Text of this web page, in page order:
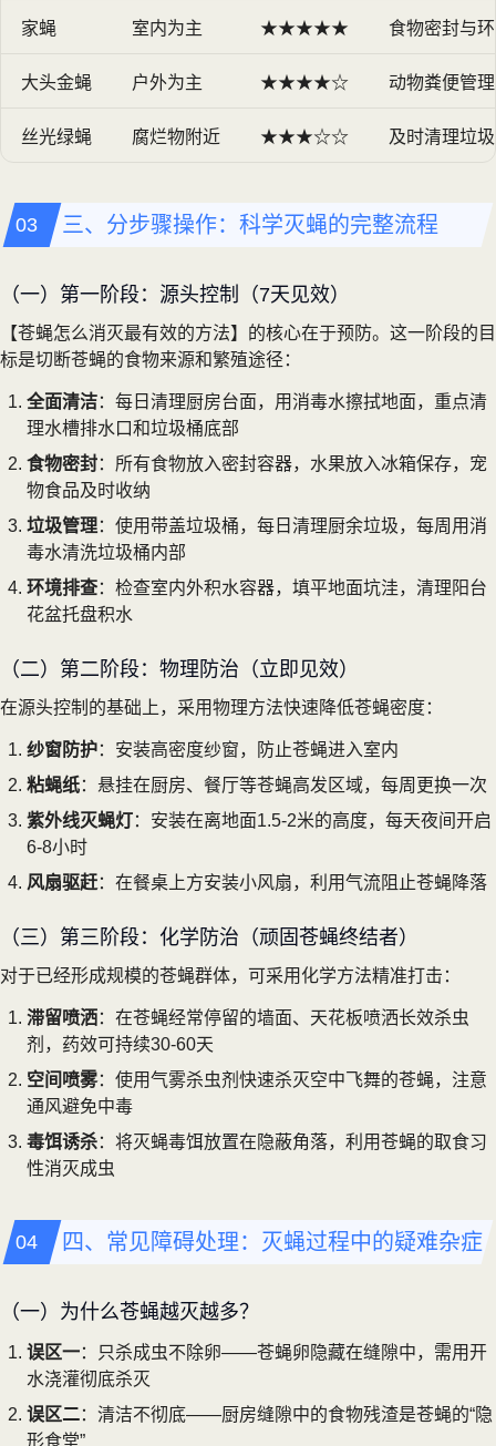
家蝇 室内为主 ★★★★★ 食物密封与
大头金蝇 户外为主 ★★★★☆ 动物粪便管理
丝光绿蝇 腐烂物附近 ★★★☆☆ 及时清理垃圾
三、分步骤操作：科学灭蝇的完整流程
（一）第一阶段：源头控制（7天见效）
【苍蝇怎么消灭最有效的方法】的核心在于预防。这一阶段的目
标是切断苍蝇的食物来源和繁殖途径：
全面清洁：每日清理厨房台面，用消毒水擦拭地面，重点清
理水槽排水口和垃圾桶底部
食物密封：所有食物放入密封容器，水果放入冰箱保存，宠
物食品及时收纳
垃圾管理：使用带盖垃圾桶，每日清理厨余垃圾，每周用消
毒水清洗垃圾桶内部
环境排查：检查室内外积水容器，填平地面坑洼，清理阳台
花盆托盘积水
（二）第二阶段：物理防治（立即见效）
在源头控制的基础上，采用物理方法快速降低苍蝇密度：
纱窗防护：安装高密度纱窗，防止苍蝇进入室内
粘蝇纸：悬挂在厨房、餐厅等苍蝇高发区域，每周更换一次
紫外线灭蝇灯：安装在离地面1.5-2米的高度，每天夜间开启
6-8小时
风扇驱赶：在餐桌上方安装小风扇，利用气流阻止苍蝇降落
（三）第三阶段：化学防治（顽固苍蝇终结者）
对于已经形成规模的苍蝇群体，可采用化学方法精准打击：
滞留喷洒：在苍蝇经常停留的墙面、天花板喷洒长效杀虫
剂，药效可持续30-60天
空间喷雾：使用气雾杀虫剂快速杀灭空中飞舞的苍蝇，注意
通风避免中毒
毒饵诱杀：将灭蝇毒饵放置在隐蔽角落，利用苍蝇的取食习
性消灭成虫
四、常见障碍处理：灭蝇过程中的疑难杂症
（一）为什么苍蝇越灭越多？
误区一：只杀成虫不除卵——苍蝇卵隐藏在缝隙中，需用开
水浇灌彻底杀灭
误区二：清洁不彻底——厨房缝隙中的食物残渣是苍蝇的“隐
形食堂”